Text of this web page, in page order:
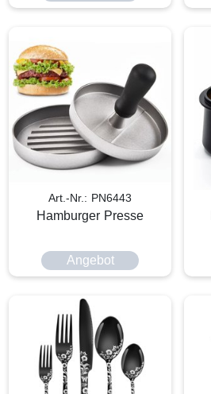
Art.-Nr.: PN6443
Hamburger Presse
Angebot